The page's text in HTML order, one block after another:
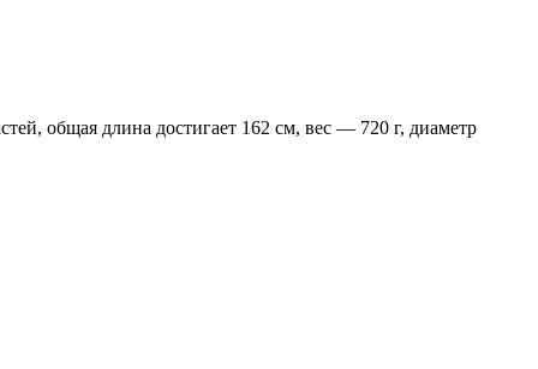
общая длина достигает 162 см, вес — 720 г, диаметр